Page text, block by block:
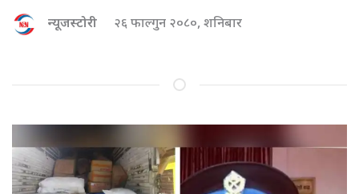
न्यूजस्टोरी २६ फाल्गुन २०८०, शनिबार